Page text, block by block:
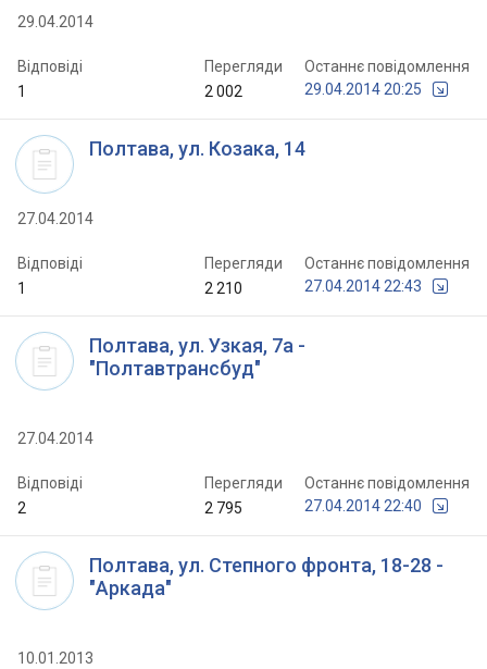
29.04.2014
Відповіді
1
Перегляди
2 002
Останнє повідомлення
29.04.2014 20:25
Полтава, ул. Козака, 14
27.04.2014
Відповіді
1
Перегляди
2 210
Останнє повідомлення
27.04.2014 22:43
Полтава, ул. Узкая, 7а -
"Полтавтрансбуд"
27.04.2014
Відповіді
2
Перегляди
2 795
Останнє повідомлення
27.04.2014 22:40
Полтава, ул. Степного фронта, 18-28 -
"Аркада"
10.01.2013